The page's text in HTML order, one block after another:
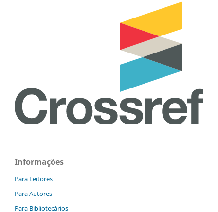
Informações
Para Leitores
Para Autores
Para Bibliotecários